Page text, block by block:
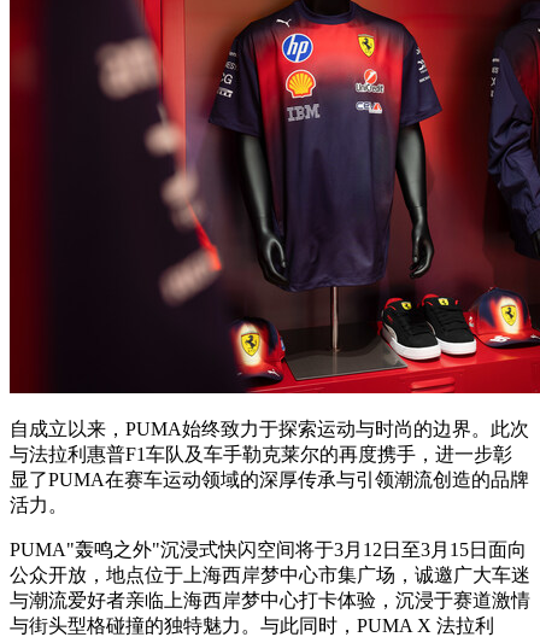
自成立以来，PUMA始终致力于探索运动与时尚的边界。此次
与法拉利惠普F1车队及车手勒克莱尔的再度携手，进一步彰
显了PUMA在赛车运动领域的深厚传承与引领潮流创造的品牌
活力。
PUMA"轰鸣之外"沉浸式快闪空间将于3月12日至3月15日面向
公众开放，地点位于上海西岸梦中心市集广场，诚邀广大车迷
与潮流爱好者亲临上海西岸梦中心打卡体验，沉浸于赛道激情
与街头型格碰撞的独特魅力。与此同时，PUMA X 法拉利